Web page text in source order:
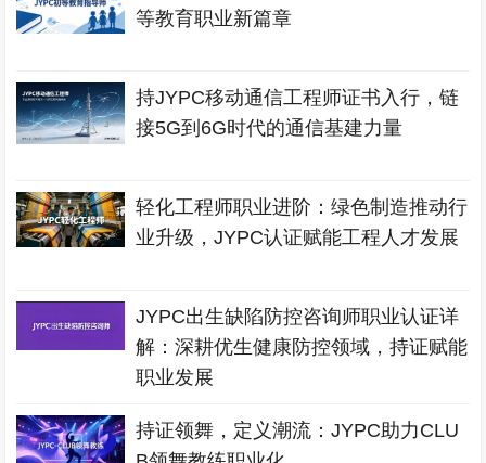
等教育职业新篇章
持JYPC移动通信工程师证书入行，链
接5G到6G时代的通信基建力量
轻化工程师职业进阶：绿色制造推动行
业升级，JYPC认证赋能工程人才发展
JYPC出生缺陷防控咨询师职业认证详
解：深耕优生健康防控领域，持证赋能
职业发展
持证领舞，定义潮流：JYPC助力CLU